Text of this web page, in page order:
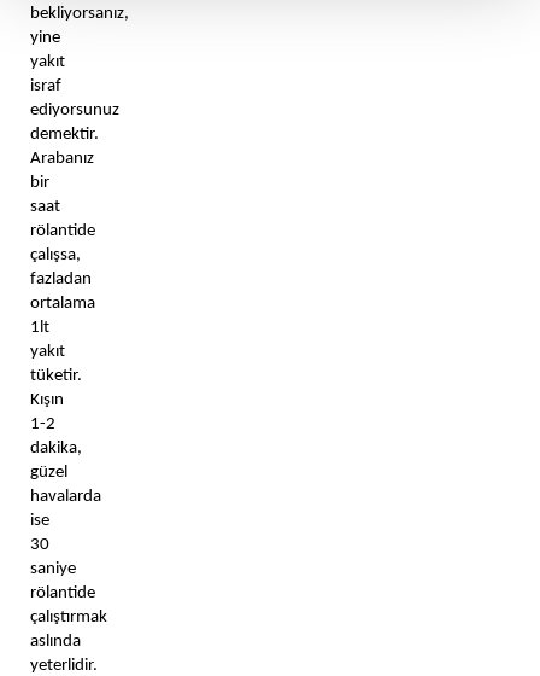
bekliyorsanız,
yine
yakıt
israf
ediyorsunuz
demektir.
Arabanız
bir
saat
rölantide
çalışsa,
fazladan
ortalama
1lt
yakıt
tüketir.
Kışın
1-2
dakika,
güzel
havalarda
ise
30
saniye
rölantide
çalıştırmak
aslında
yeterlidir.